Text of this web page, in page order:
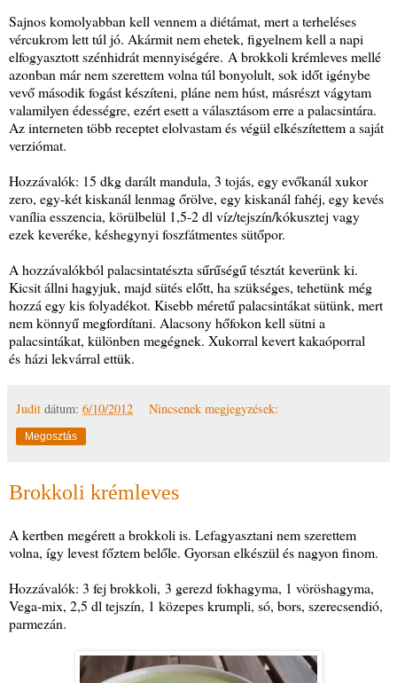
Sajnos komolyabban kell vennem a diétámat, mert a terheléses
vércukrom lett túl jó. Akármit nem ehetek, figyelnem kell a napi
elfogyasztott szénhidrát mennyiségére. A brokkoli krémleves mellé
azonban már nem szerettem volna túl bonyolult, sok időt igénybe
vevő második fogást készíteni, pláne nem húst, másrészt vágytam
valamilyen édességre, ezért esett a választásom erre a palacsintára.
Az interneten több receptet elolvastam és végül elkészítettem a saját
verziómat.
Hozzávalók: 15 dkg darált mandula, 3 tojás, egy evőkanál xukor
zero, egy-két kiskanál lenmag őrölve, egy kiskanál fahéj, egy kevés
vanília esszencia, körülbelül 1,5-2 dl víz/tejszín/kókusztej vagy
ezek keveréke, késhegynyi foszfátmentes sütőpor.
A hozzávalókból palacsintatészta sűrűségű tésztát keverünk ki.
Kicsit állni hagyjuk, majd sütés előtt, ha szükséges, tehetünk még
hozzá egy kis folyadékot. Kisebb méretű palacsintákat sütünk, mert
nem könnyű megfordítani. Alacsony hőfokon kell sütni a
palacsintákat, különben megégnek. Xukorral kevert kakaóporral
és házi lekvárral ettük.
Judit dátum: 6/10/2012 Nincsenek megjegyzések:
Megosztás
Brokkoli krémleves
A kertben megérett a brokkoli is. Lefagyasztani nem szerettem
volna, így levest főztem belőle. Gyorsan elkészül és nagyon finom.
Hozzávalók: 3 fej brokkoli, 3 gerezd fokhagyma, 1 vöröshagyma,
Vega-mix, 2,5 dl tejszín, 1 közepes krumpli, só, bors, szerecsendió,
parmezán.